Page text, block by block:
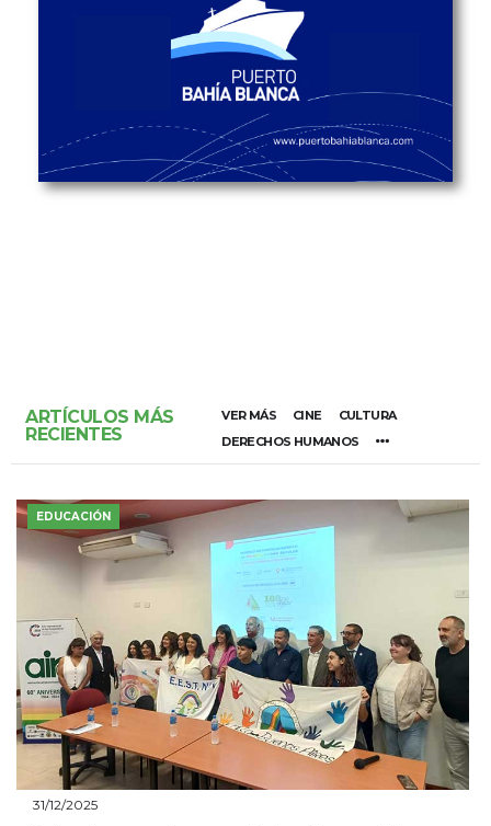
ARTÍCULOS MÁS
RECIENTES
VER MÁS CINE
CULTURA
DERECHOS HUMANOS
EDUCACIÓN
31/12/2025